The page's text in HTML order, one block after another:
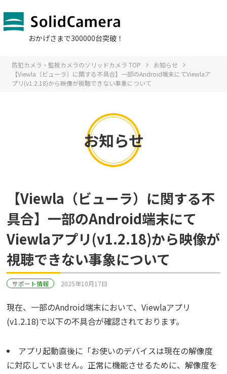
おかげさまで300000台突破！
防犯カメラ・監視カメラのソリッドカメラ TOP
お知らせ
【Viewla（ビューラ）に関する不具合】一部のAndroid端末にてViewlaア
プリ(v1.2.18)から映像が視聴できない事象について
お知らせ
【Viewla（ビューラ）に関する不
具合】一部のAndroid端末にて
Viewlaアプリ(v1.2.18)から映像が
視聴できない事象について
サポート情報 2025年10月17日
現在、一部のAndroid端末において、Viewlaアプリ
(v1.2.18)で以下の不具合が確認されております。
アプリ起動直後に「お使いのデバイスは現在の解像度
に対応していません。正常に機能させるために、解像度を